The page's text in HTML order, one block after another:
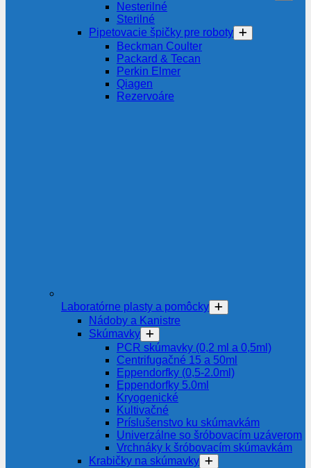
Nesterilné
Sterilné
Pipetovacie špičky pre roboty
Beckman Coulter
Packard & Tecan
Perkin Elmer
Qiagen
Rezervoáre
Laboratórne plasty a pomôcky
Nádoby a Kanistre
Skúmavky
PCR skúmavky (0,2 ml a 0,5ml)
Centrifugačné 15 a 50ml
Eppendorfky (0,5-2.0ml)
Eppendorfky 5.0ml
Kryogenické
Kultivačné
Príslušenstvo ku skúmavkám
Univerzálne so šróbovacím uzáverom
Vrchnáky k šróbovacím skúmavkám
Krabičky na skúmavky